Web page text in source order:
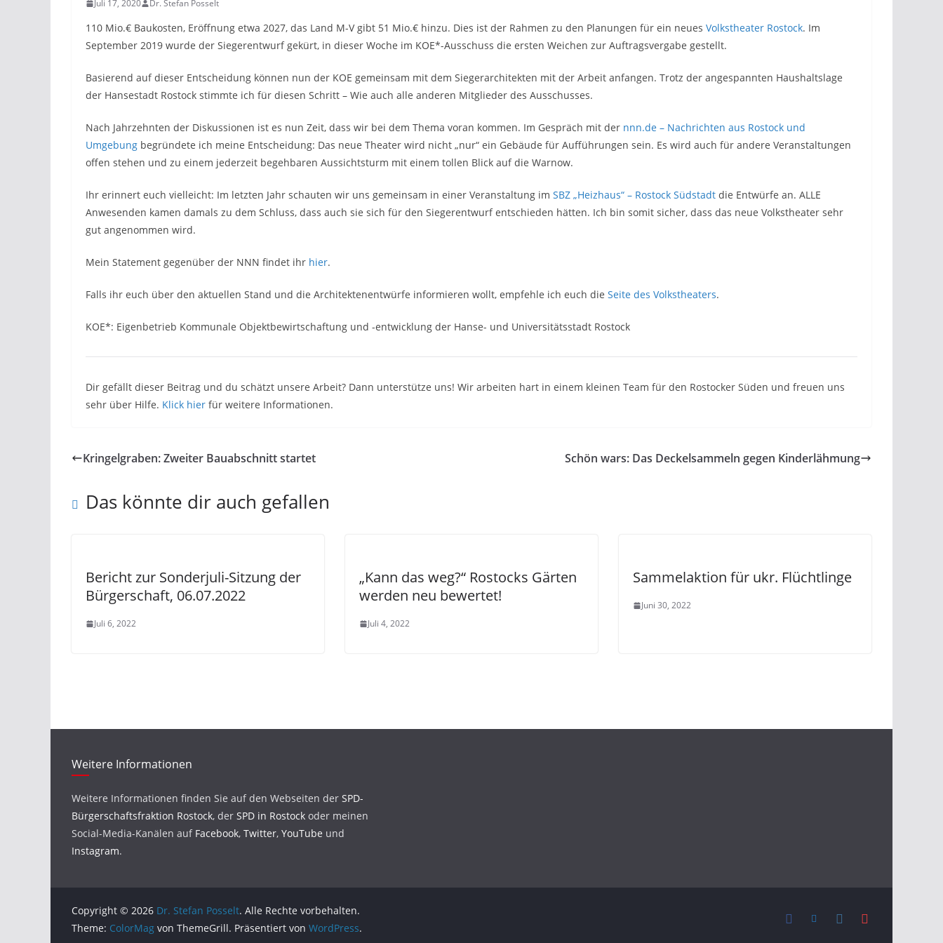
Juli 17, 2020 Dr. Stefan Posselt
110 Mio.€ Baukosten, Eröffnung etwa 2027, das Land M-V gibt 51 Mio.€ hinzu. Dies ist der Rahmen zu den Planungen für ein neues Volkstheater Rostock. Im
September 2019 wurde der Siegerentwurf gekürt, in dieser Woche im KOE*-Ausschuss die ersten Weichen zur Auftragsvergabe gestellt.
Basierend auf dieser Entscheidung können nun der KOE gemeinsam mit dem Siegerarchitekten mit der Arbeit anfangen. Trotz der angespannten Haushaltslage
der Hansestadt Rostock stimmte ich für diesen Schritt – Wie auch alle anderen Mitglieder des Ausschusses.
Nach Jahrzehnten der Diskussionen ist es nun Zeit, dass wir bei dem Thema voran kommen. Im Gespräch mit der nnn.de – Nachrichten aus Rostock und
Umgebung begründete ich meine Entscheidung: Das neue Theater wird nicht „nur“ ein Gebäude für Aufführungen sein. Es wird auch für andere Veranstaltungen
offen stehen und zu einem jederzeit begehbaren Aussichtsturm mit einem tollen Blick auf die Warnow.
Ihr erinnert euch vielleicht: Im letzten Jahr schauten wir uns gemeinsam in einer Veranstaltung im SBZ „Heizhaus“ – Rostock Südstadt die Entwürfe an. ALLE
Anwesenden kamen damals zu dem Schluss, dass auch sie sich für den Siegerentwurf entschieden hätten. Ich bin somit sicher, dass das neue Volkstheater sehr
gut angenommen wird.
Mein Statement gegenüber der NNN findet ihr hier.
Falls ihr euch über den aktuellen Stand und die Architektenentwürfe informieren wollt, empfehle ich euch die Seite des Volkstheaters.
KOE*: Eigenbetrieb Kommunale Objekt­bewirtschaftung und -entwicklung der Hanse- und Universitäts­stadt Rostock
Dir gefällt dieser Beitrag und du schätzt unsere Arbeit? Dann unterstütze uns! Wir arbeiten hart in einem kleinen Team für den Rostocker Süden und freuen uns
sehr über Hilfe. Klick hier für weitere Informationen.
Kringelgraben: Zweiter Bauabschnitt startet Schön wars: Das Deckelsammeln gegen Kinderlähmung
Das könnte dir auch gefallen
Bericht zur Sonderjuli-Sitzung der
Bürgerschaft, 06.07.2022
Juli 6, 2022
„Kann das weg?“ Rostocks Gärten
werden neu bewertet!
Juli 4, 2022
Sammelaktion für ukr. Flüchtlinge
Juni 30, 2022
Weitere Informationen
Weitere Informationen finden Sie auf den Webseiten der SPD-
Bürgerschaftsfraktion Rostock, der SPD in Rostock oder meinen
Social-Media-Kanälen auf Facebook, Twitter, YouTube und
Instagram.
Copyright © 2026 Dr. Stefan Posselt. Alle Rechte vorbehalten.
Theme: ColorMag von ThemeGrill. Präsentiert von WordPress.